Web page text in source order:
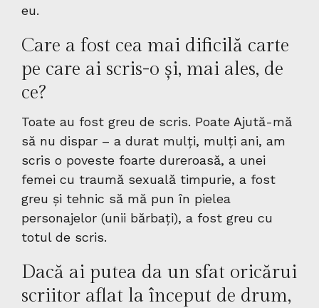
eu.
Care a fost cea mai dificilă carte
pe care ai scris-o și, mai ales, de
ce?
Toate au fost greu de scris. Poate Ajută-mă
să nu dispar – a durat mulți, mulți ani, am
scris o poveste foarte dureroasă, a unei
femei cu traumă sexuală timpurie, a fost
greu și tehnic să mă pun în pielea
personajelor (unii bărbați), a fost greu cu
totul de scris.
Dacă ai putea da un sfat oricărui
scriitor aflat la început de drum,